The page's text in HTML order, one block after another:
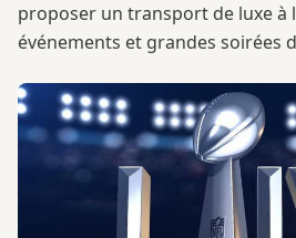
proposer un transport de luxe à
événements et grandes soirées